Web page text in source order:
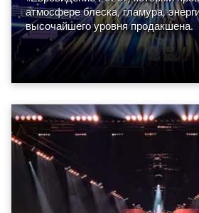
атмосфере блеска, гламура,
высочайшего уровня продакшена.